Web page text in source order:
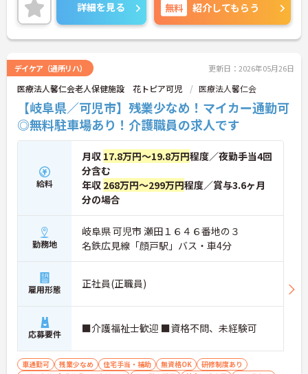
は面接ポイントをお伝えしますので、お気軽にご連
絡ください！
詳細を見る 無料 紹介してもらう
デイケア（通所リハ） 更新日：2026年05月26日
医療法人馨仁会老人保健施設 花トピア可児 医療法人馨仁会
【岐阜県／可児市】残業少なめ！マイカー通勤可
◎無料駐車場あり！介護職員の求人です
給料
月収 17.8万円～19.8万円程度／夜勤手当4回
分含む
年収 268万円～299万円程度／賞与3.6ヶ月
分の場合
勤務地
岐阜県 可児市 瀬田１６４６番地の３
名鉄広見線「顔戸駅」バス・車4分
雇用形態 正社員(正職員)
応募要件 ■介護福祉士歓迎 ■資格不問、未経験可
車通勤可 残業少なめ 住宅手当・補助 無資格OK
研修制度あり